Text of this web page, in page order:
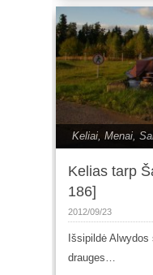
Keliai Menai,
Kelias tarp
186]
2012/09/23
Išsipildė
drauges…